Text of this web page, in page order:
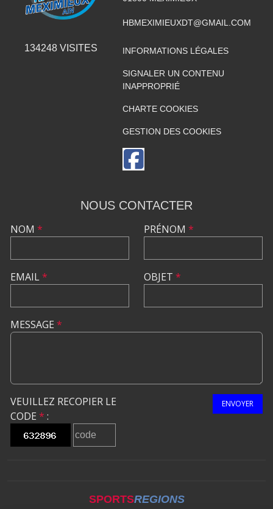
134248 VISITES
HBMEXIMIEUXDT@GMAIL.COM
INFORMATIONS LÉGALES
SIGNALER UN CONTENU
INAPPROPRIÉ
CHARTE COOKIES
GESTION DES COOKIES
NOUS CONTACTER
NOM *
EMAIL*
PRÉNOM *
OBJET *
MESSAGE *
VEUILLEZ RECOPIER LE
CODE * :
ENVOYER
SPORTSREGIONS